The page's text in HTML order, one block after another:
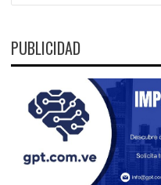
PUBLICIDAD